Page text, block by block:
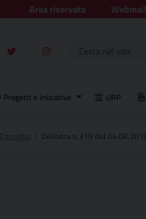
Area riservata Webmail
Ricerca per:
Progetti e iniziative URP